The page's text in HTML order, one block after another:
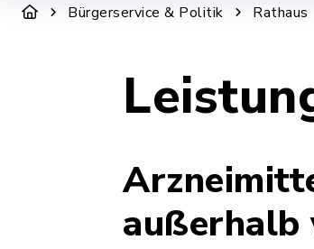
Bürgerservice & Politik Rathaus
außerhalb